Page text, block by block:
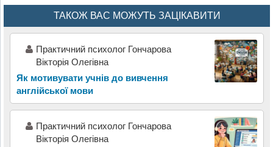
ТАКОЖ ВАС МОЖУТЬ ЗАЦІКАВИТИ
Практичний психолог Гончарова
Вікторія Олегівна
Як мотивувати учнів до вивчення
англійської мови
Практичний психолог Гончарова
Вікторія Олегівна